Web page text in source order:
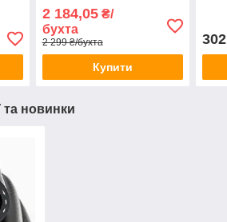
ниткою.
2 184,05₴/
бухта
2 299 ₴/бухта
Купити
та новинки